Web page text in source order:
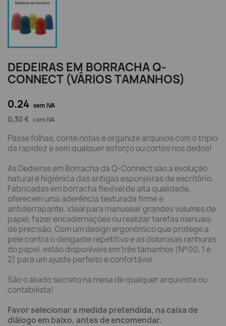
DEDEIRAS EM BORRACHA Q-
CONNECT (VÁRIOS TAMANHOS)
0.24 sem IVA
0,30 € com IVA
Passe folhas, conte notas e organize arquivos com o triplo
da rapidez e sem qualquer esforço ou cortes nos dedos!
As Dedeiras em Borracha da Q-Connect são a evolução
natural e higiénica das antigas esponjeiras de escritório.
Fabricadas em borracha flexível de alta qualidade,
oferecem uma aderência texturada firme e
antiderrapante, ideal para manusear grandes volumes de
papel, fazer encadernações ou realizar tarefas manuais
de precisão. Com um design ergonómico que protege a
pele contra o desgaste repetitivo e as dolorosas ranhuras
do papel, estão disponíveis em três tamanhos (Nº 00, 1 e
2) para um ajuste perfeito e confortável.
São o aliado secreto na mesa de qualquer arquivista ou
contabilista!
Favor selecionar a medida pretendida, na caixa de
diálogo em baixo, antes de encomendar.